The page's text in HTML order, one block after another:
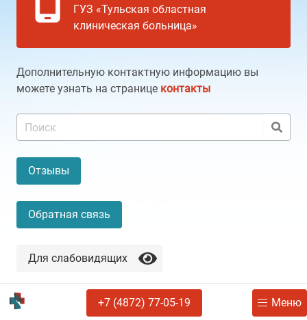
ГУЗ «Тульская областная
клиническая больница»
Дополнительную контактную информацию вы
можете узнать на странице контакты
Отзывы
Обратная связь
Для слабовидящих
+7 (4872) 77-05-19 Меню